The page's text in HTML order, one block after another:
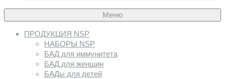
Меню
ПРОДУКЦИЯ NSP
НАБОРЫ NSP
БАД для иммунитета
БАД для женщин
БАДы для детей